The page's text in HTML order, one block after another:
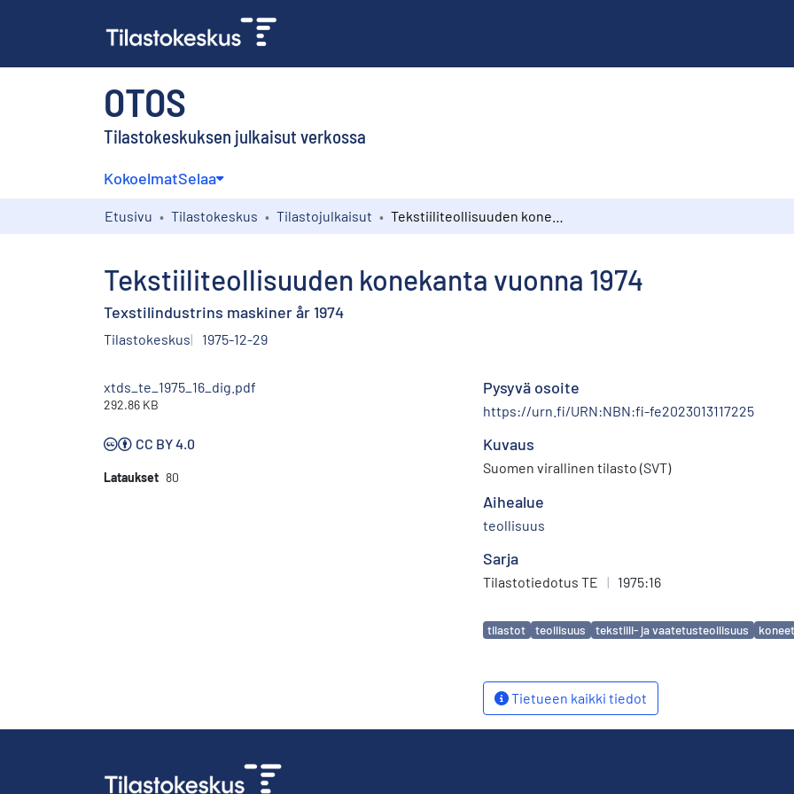
OTOS
Tilastokeskuksen julkaisut verkossa
KokoelmatSelaa
Etusivu Tilastokeskus Tilastojulkaisut
Tekstiiliteollisuuden konekanta vuonna 1974
Texstilindustrins maskiner år 1974
Tilastokeskus 1975-12-29
xtds_te_1975_16_dig.pdf
292.86 KB
CC BY 4.0
Lataukset 80
Pysyvä osoite
https://urn.fi/URN:NBN:fi-fe2023013117225
Kuvaus
Suomen virallinen tilasto (SVT)
Aihealue
teollisuus
Sarja
Tilastotiedotus TE | 1975:16
Avainsanat
tilastot teollisuus tekstiili- ja vaatetusteollisuus
Tietueen kaikki tiedot